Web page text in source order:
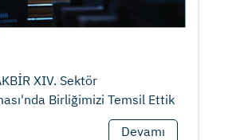
XIV. Sektör
Buluşması'nda Birliğimizi Temsil Ettik
Devamı